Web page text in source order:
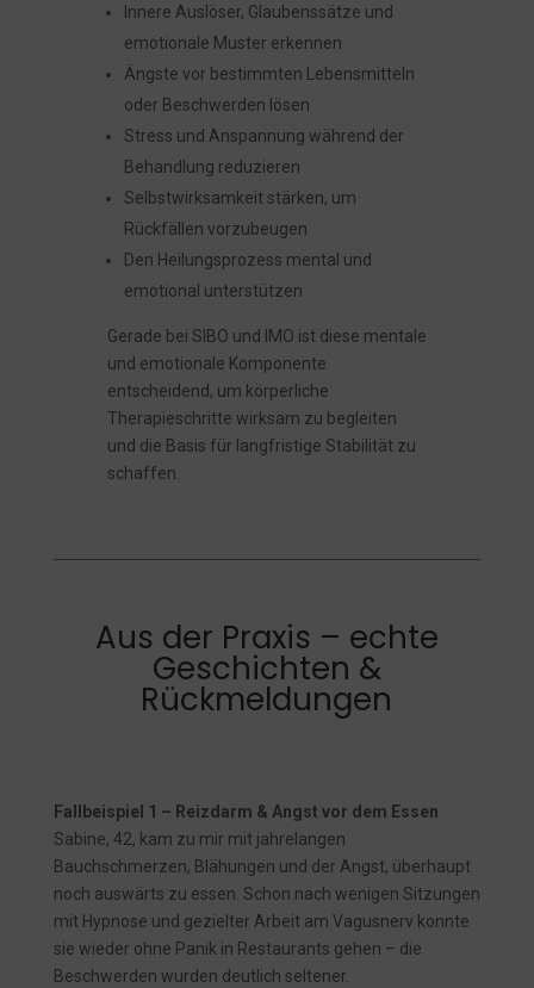
Innere Auslöser, Glaubenssätze und
emotionale Muster erkennen
Ängste vor bestimmten Lebensmitteln
oder Beschwerden lösen
Stress und Anspannung während der
Behandlung reduzieren
Selbstwirksamkeit stärken, um
Rückfällen vorzubeugen
Den Heilungsprozess mental und
emotional unterstützen
Gerade bei SIBO und IMO ist diese mentale
und emotionale Komponente
entscheidend, um körperliche
Therapieschritte wirksam zu begleiten
und die Basis für langfristige Stabilität zu
schaffen.
Aus der Praxis – echte
Geschichten &
Rückmeldungen
Fallbeispiel 1 – Reizdarm & Angst vor dem Essen
Sabine, 42, kam zu mir mit jahrelangen
Bauchschmerzen, Blähungen und der Angst, überhaupt
noch auswärts zu essen. Schon nach wenigen Sitzungen
mit Hypnose und gezielter Arbeit am Vagusnerv konnte
sie wieder ohne Panik in Restaurants gehen – die
Beschwerden wurden deutlich seltener.